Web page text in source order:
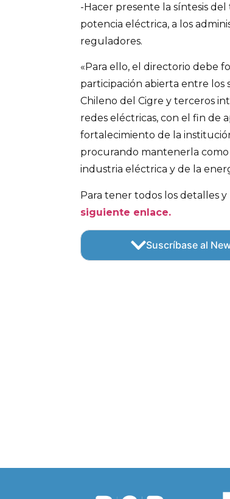
-Hacer presente la síntesis
potencia eléctrica, a los
reguladores.
«Para ello, el directorio debe
participación abierta entre los
Chileno del Cigre y terceros
redes eléctricas, con el fin de
fortalecimiento de la
procurando mantenerla
industria eléctrica y de la
Para tener todos los detalles
siguiente enlace.
Suscríbase al